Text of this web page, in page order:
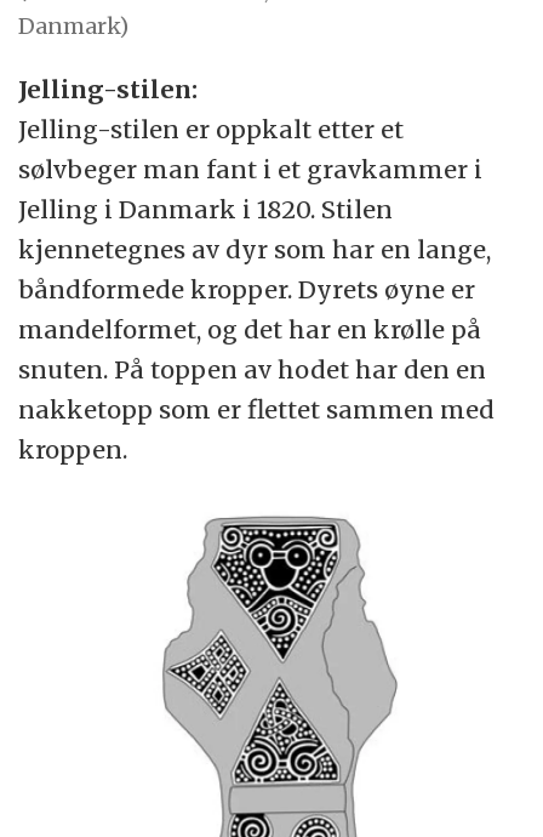
Danmark)
Jelling-stilen:
Jelling-stilen er oppkalt etter et
sølvbeger man fant i et gravkammer i
Jelling i Danmark i 1820. Stilen
kjennetegnes av dyr som har en lange,
båndformede kropper. Dyrets øyne er
mandelformet, og det har en krølle på
snuten. På toppen av hodet har den en
nakketopp som er flettet sammen med
kroppen.